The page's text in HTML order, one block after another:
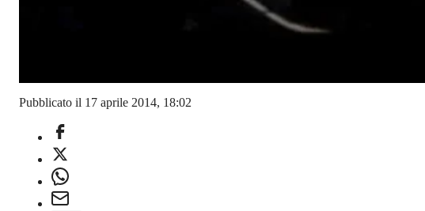
Pubblicato il 17 aprile 2014, 18:02